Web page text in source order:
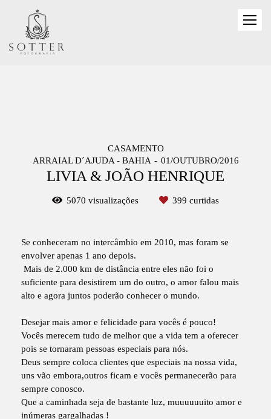
CASAMENTO
ARRAIAL D´AJUDA - BAHIA
01/OUTUBRO/2016
LIVIA & JOÃO HENRIQUE
5070 visualizações 399 curtidas
Se conheceram no intercâmbio em 2010, mas foram se
envolver apenas 1 ano depois.
Mais de 2.000 km de distância entre eles não foi o
suficiente para desistirem um do outro, o amor falou mais
alto e agora juntos poderão conhecer o mundo.
Desejar mais amor e felicidade para vocês é pouco!
Vocês merecem tudo de melhor que a vida tem a oferecer
pois se tornaram pessoas especiais para nós.
Deus sempre coloca clientes que especiais na nossa vida,
uns vão embora,outros ficam e vocês permanecerão para
sempre conosco.
Que a caminhada seja de bastante luz, muuuuuuito amor e
inúmeras gargalhadas !